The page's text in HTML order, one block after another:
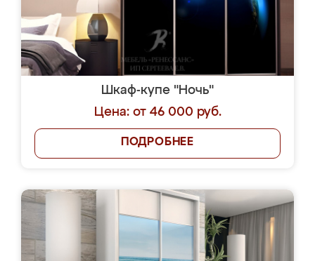
Шкаф-купе "Ночь"
Цена: от 46 000 руб.
ПОДРОБНЕЕ